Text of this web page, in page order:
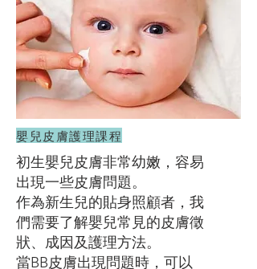
嬰兒皮膚護理課程
初生嬰兒皮膚非常幼嫩，容易
出現一些皮膚問題。
作為新生兒的貼身照顧者，我
們需要了解嬰兒常見的皮膚徵
狀、成因及護理方法。
當BB皮膚出現問題時，可以